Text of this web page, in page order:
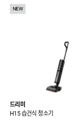
NEW
드리미
H15 습건식 청소기